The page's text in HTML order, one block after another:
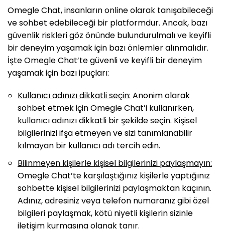
Omegle Chat, insanların online olarak tanışabileceği
ve sohbet edebileceği bir platformdur. Ancak, bazı
güvenlik riskleri göz önünde bulundurulmalı ve keyifli
bir deneyim yaşamak için bazı önlemler alınmalıdır.
İşte Omegle Chat’te güvenli ve keyifli bir deneyim
yaşamak için bazı ipuçları:
Kullanıcı adınızı dikkatli seçin: Anonim olarak
sohbet etmek için Omegle Chat’i kullanırken,
kullanıcı adınızı dikkatli bir şekilde seçin. Kişisel
bilgilerinizi ifşa etmeyen ve sizi tanımlanabilir
kılmayan bir kullanıcı adı tercih edin.
Bilinmeyen kişilerle kişisel bilgilerinizi paylaşmayın:
Omegle Chat’te karşılaştığınız kişilerle yaptığınız
sohbette kişisel bilgilerinizi paylaşmaktan kaçının.
Adınız, adresiniz veya telefon numaranız gibi özel
bilgileri paylaşmak, kötü niyetli kişilerin sizinle
iletişim kurmasına olanak tanır.